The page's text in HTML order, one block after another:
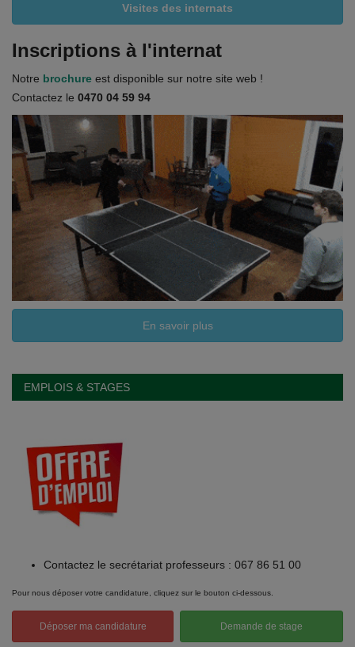
Visites des internats
Inscriptions à l'internat
Notre brochure est disponible sur notre site web !
Contactez le 0470 04 59 94
En savoir plus
EMPLOIS & STAGES
Contactez le secrétariat professeurs : 067 86 51 00
Pour nous déposer votre candidature, cliquez sur le bouton ci-dessous.
Déposer ma candidature Demande de stage